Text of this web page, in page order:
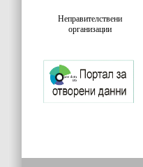
Неправителствени
организации